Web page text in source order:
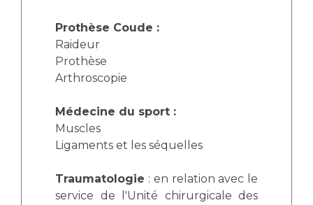
Prothèse Coude :
Raideur
Prothèse
Arthroscopie
Médecine du sport :
Muscles
Ligaments et les séquelles
Traumatologie : en relation avec le
service de l'Unité chirurgicale des